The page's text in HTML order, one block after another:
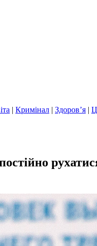
| Кримінал | Здоров’я |